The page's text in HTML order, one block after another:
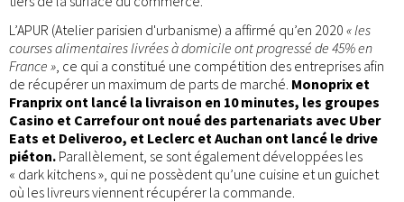
L’APUR (Atelier parisien d'urbanisme) a affirmé qu’en 2020 « les
courses alimentaires livrées à domicile ont progressé de 45% en
France » , ce qui a constitué une compétition des entreprises afin
de récupérer un maximum de parts de marché. Monoprix et
Franprix ont lancé la livraison en 10 minutes, les groupes
Casino et Carrefour ont noué des partenariats avec Uber
Eats et Deliveroo, et Leclerc et Auchan ont lancé le drive
piéton. Parallèlement, se sont également développées les
« dark kitchens », qui ne possèdent qu’une cuisine et un guichet
où les livreurs viennent récupérer la commande.